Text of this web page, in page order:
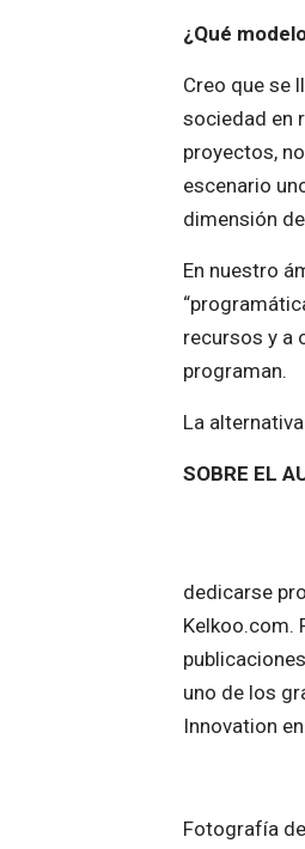
¿Qué
Creo que se
sociedad en
proyectos,
escenario
dimensión
En nuestro
recursos y a
programan.
La
SOBRE EL
dedicarse
Kelkoo.com.
uno de los
Innovation
Fotografía